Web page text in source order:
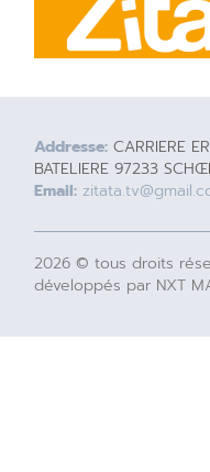
Addresse: CARRIERE
BATELIERE 97233
Email:
2026 © tous droits
développés par NXT